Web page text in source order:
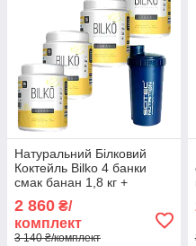
Натуральний Білковий
Коктейль Bilko 4 банки
смак банан 1,8 кг +
Шейкер
2 860 ₴/
комплект
3 140 ₴/комплект